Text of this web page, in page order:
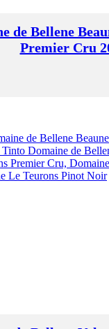
de Bellene
Premier Cru